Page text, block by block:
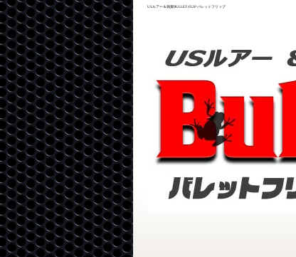
USルアー＆雑貨BULLET-FLIP バレットフリップ